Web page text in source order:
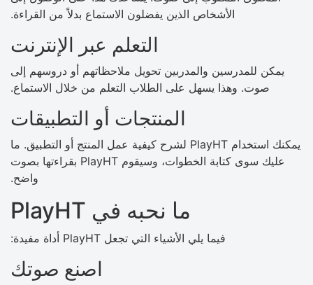
الأشخاص الذين يفضلون الاستماع بدلاً من القراءة.
التعلم عبر الإنترنت
يمكن للمدرسين والمدربين تحويل ملاحظاتهم أو دروسهم إلى
صوت. وهذا يسهل على الطلاب التعلم من خلال الاستماع.
المنتجات أو التطبيقات
يمكنك استخدام PlayHT لشرح كيفية عمل المنتج أو التطبيق. ما
عليك سوى كتابة الخطوات، وسيقوم PlayHT بقراءتها بصوت
واضح.
ما نحبه في PlayHT
فيما يلي الأشياء التي تجعل PlayHT أداة مفيدة:
اصنع صوتك